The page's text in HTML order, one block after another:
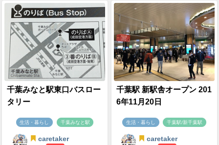
千葉みなと駅東口バスロー
タリー
生活・暮らし 千葉みなと駅
caretaker
千葉駅 新駅舎オープン 201
6年11月20日
生活・暮らし 千葉駅/新千葉駅
caretaker